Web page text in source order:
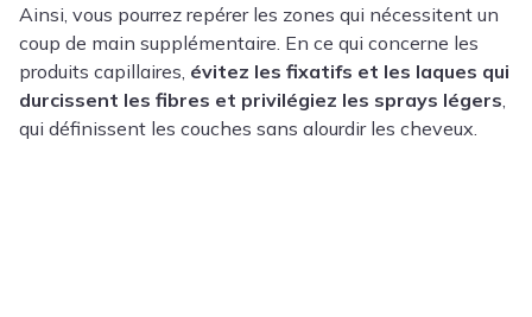
Ainsi, vous pourrez repérer les zones qui nécessitent un
coup de main supplémentaire. En ce qui concerne les
produits capillaires, évitez les fixatifs et les laques qui
durcissent les fibres et privilégiez les sprays légers
qui définissent les couches sans alourdir les cheveux.